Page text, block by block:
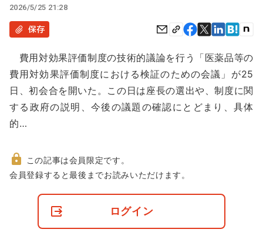
ツ
に
動
2026/5/25 21:28
保存
費用対効果評価制度の技術的議論を行う「医薬品等の
費用対効果評価制度における検証のための会議」が25
日、初会合を開いた。この日は座長の選出や、制度に関
する政府の説明、今後の議題の確認にとどまり、具体
的…
非
この記事は会員限定です。
会員登録すると最後までお読みいただけます。
ログイン